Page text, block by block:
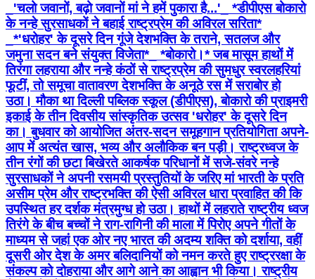
_'चलो जवानों, बढ़ो जवानों मां ने हमें पुकारा है...'_ *डीपीएस बोकारो
के नन्हे सुरसाधकों ने बहाई राष्ट्रप्रेम की अविरल सरिता*
_*'धरोहर' के दूसरे दिन गूंजे देशभक्ति के तराने, सतलज और
जमुना सदन बने संयुक्त विजेता*_ *बोकारो।* जब मासूम हाथों में
तिरंगा लहराया और नन्हे कंठों से राष्ट्रप्रेम की सुमधुर स्वरलहरियां
फूटीं, तो समूचा वातावरण देशभक्ति के अनूठे रस में सराबोर हो
उठा। मौका था दिल्ली पब्लिक स्कूल (डीपीएस), बोकारो की प्राइमरी
इकाई के तीन दिवसीय सांस्कृतिक उत्सव 'धरोहर' के दूसरे दिन
का। बुधवार को आयोजित अंतर-सदन समूहगान प्रतियोगिता अपने-
आप में अत्यंत खास, भव्य और अलौकिक बन पड़ी। राष्ट्रध्वज के
तीन रंगों की छटा बिखेरते आकर्षक परिधानों में सजे-संवरे नन्हे
सुरसाधकों ने अपनी रसमयी प्रस्तुतियों के जरिए मां भारती के प्रति
असीम प्रेम और राष्ट्रभक्ति की ऐसी अविरल धारा प्रवाहित की कि
उपस्थित हर दर्शक मंत्रमुग्ध हो उठा। हाथों में लहराते राष्ट्रीय ध्वज
तिरंगे के बीच बच्चों ने राग-रागिनी की माला में पिरोए अपने गीतों के
माध्यम से जहां एक ओर नए भारत की अदम्य शक्ति को दर्शाया, वहीं
दूसरी ओर देश के अमर बलिदानियों को नमन करते हुए राष्ट्ररक्षा के
संकल्प को दोहराया और आगे आने का आह्वान भी किया। राष्ट्रीय